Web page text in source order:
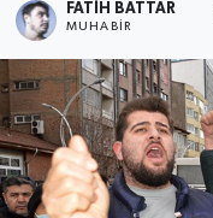
FATIH BATTAR
MUHABIR
İLÇELER
OTOPARK